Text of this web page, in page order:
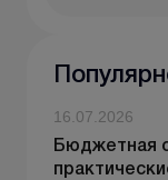
16.07.2026
Бюджетная